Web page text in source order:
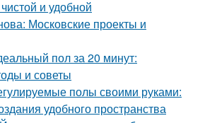
и удобной
Московские проекты и
пол за 20 минут:
и советы
полы своими руками:
удобного пространства